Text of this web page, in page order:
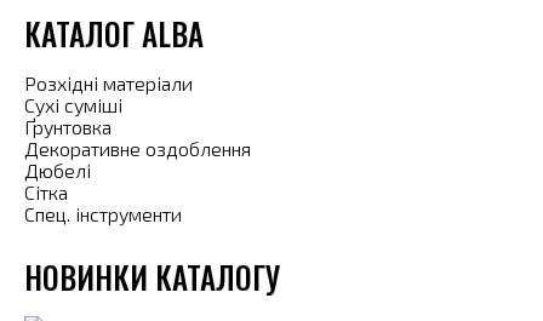
КАТАЛОГ ALBA
Розхідні матеріали
Сухі суміші
Ґрунтовка
Декоративне оздоблення
Дюбелі
Сітка
Спец. інструменти
НОВИНКИ КАТАЛОГУ